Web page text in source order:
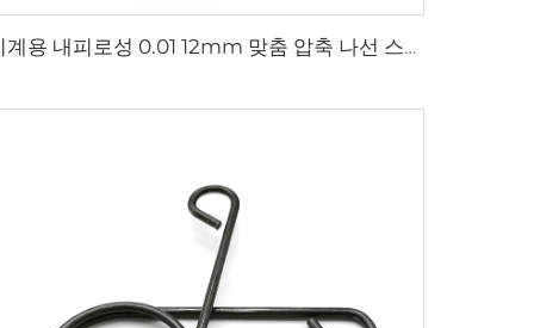
기계용 내피로성 0.01 12mm 맞춤 압축 나선 스프링